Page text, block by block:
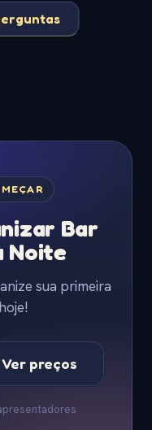
Bar
Noite
sua primeira
Ver preços